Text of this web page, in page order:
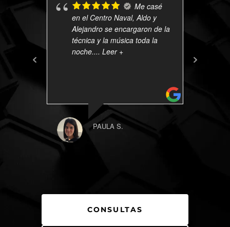
Me casé
en el Centro Naval, Aldo y
Alejandro se encargaron de la
técnica y la música toda la
noche.... Leer +
PAULA S.
CONSULTAS